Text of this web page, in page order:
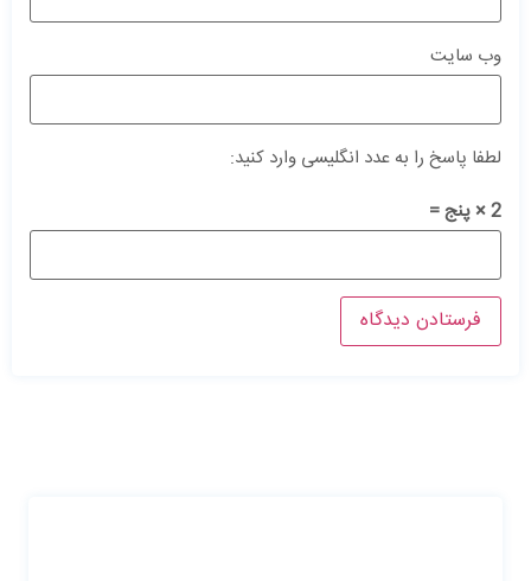
وب‌ سایت
لطفا پاسخ را به عدد انگلیسی وارد کنید:
2 × پنج =